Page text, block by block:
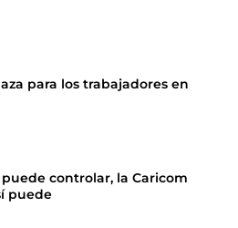
para los trabajadores en
controlar, la Caricom
puede